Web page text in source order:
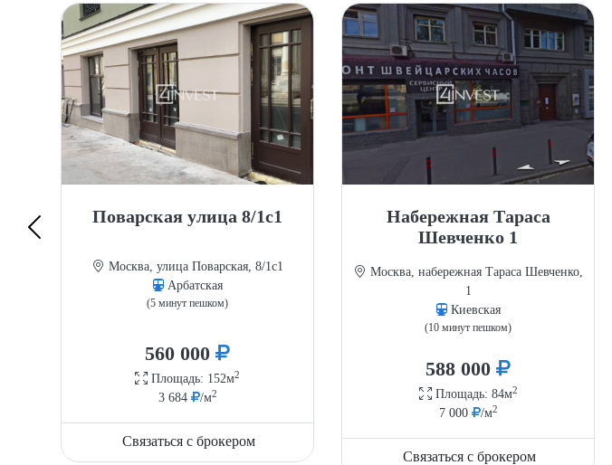
Поварская улица 8/1с1
Москва, улица Поварская, 8/1с1
Арбатская
(5 минут пешком)
560 000
Площадь: 152м2
3 684 /м2
Связаться с брокером
Набережная Тараса
Шевченко 1
Москва, набережная Тараса Шевченко,
1
Киевская
(10 минут пешком)
588 000
Площадь: 84м2
7 000 /м2
Связаться с брокером